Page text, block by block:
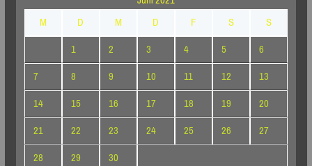
M
D M D F S
S
1
2 3 4 5
6
7
8 9 10 11 12
13
14
15 16 17 18 19
20
21
22 23 24 25 26
27
28
29
30